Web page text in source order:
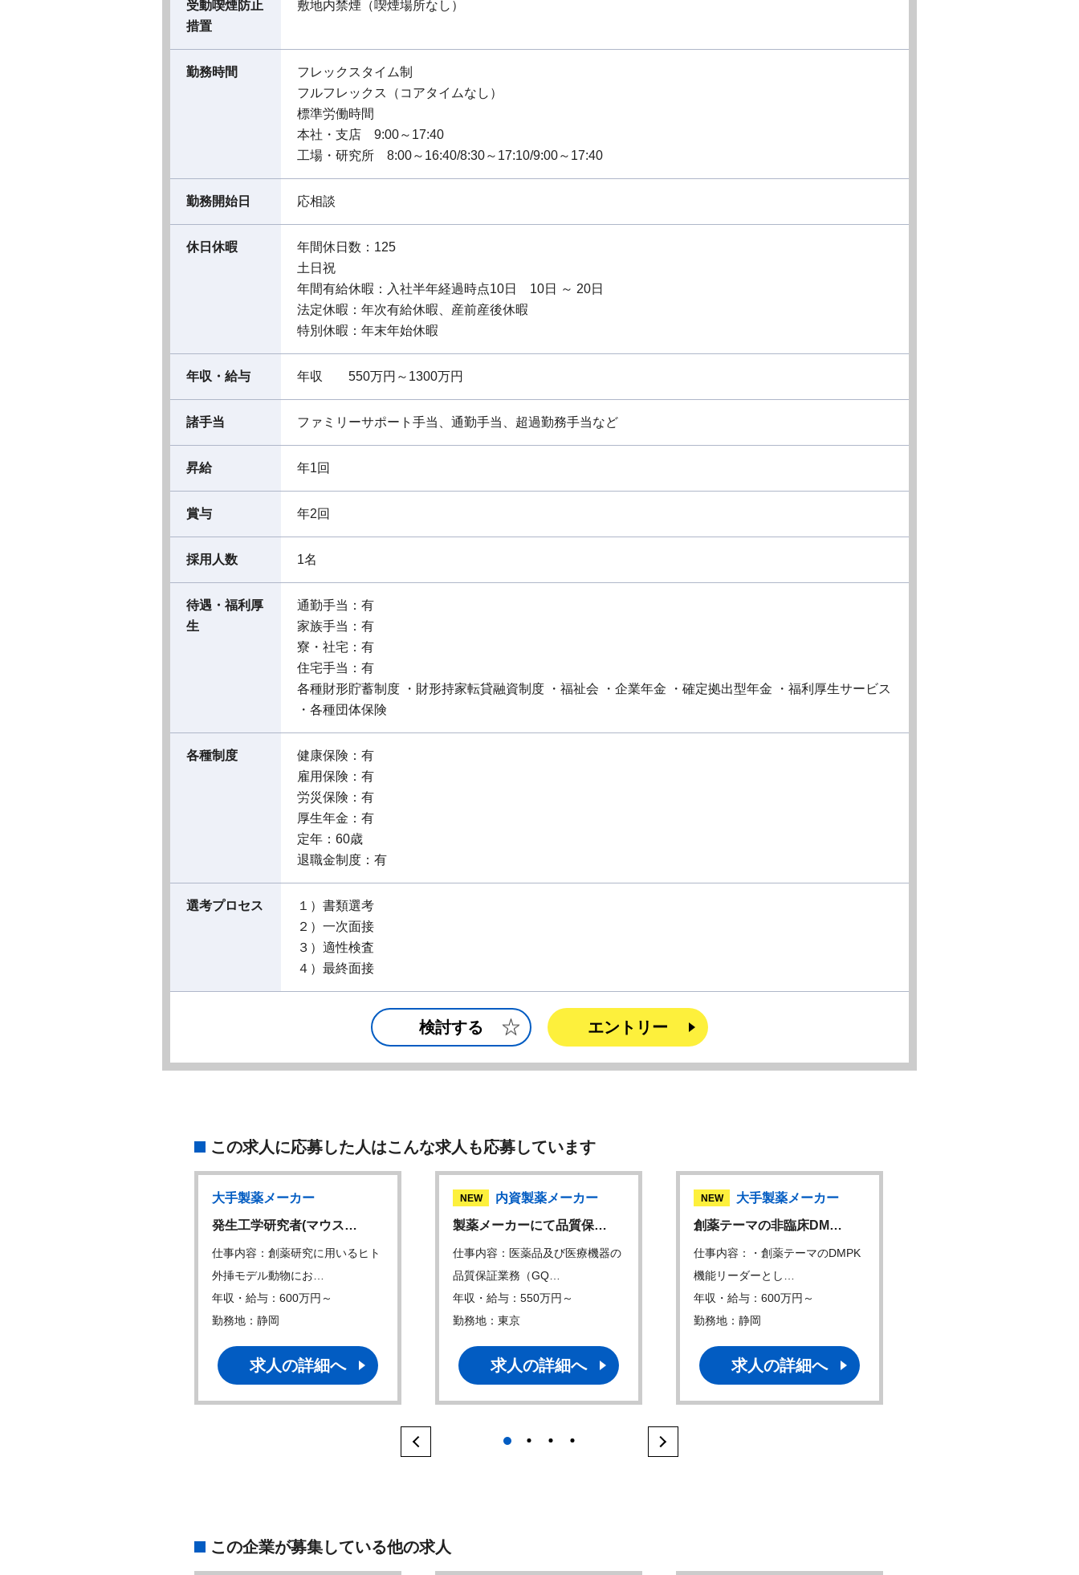
受動喫煙防止
措置
敷地内禁煙（喫煙場所なし）
勤務時間
フレックスタイム制
フルフレックス（コアタイムなし）
標準労働時間
本社・支店 9:00～17:40
工場・研究所 8:00～16:40/8:30～17:10/9:00～17:40
勤務開始日 応相談
休日休暇
年間休日数：125
土日祝
年間有給休暇：入社半年経過時点10日 10日 ～ 20日
法定休暇：年次有給休暇、産前産後休暇
特別休暇：年末年始休暇
年収・給与 年収 550万円～1300万円
諸手当 ファミリーサポート手当、通勤手当、超過勤務手当など
昇給 年1回
賞与 年2回
採用人数 1名
待遇・福利厚
生
通勤手当：有
家族手当：有
寮・社宅：有
住宅手当：有
各種財形貯蓄制度 ・財形持家転貸融資制度 ・福祉会 ・企業年金 ・確定拠出型年金 ・福利厚生サービス
・各種団体保険
各種制度
健康保険：有
雇用保険：有
労災保険：有
厚生年金：有
定年：60歳
退職金制度：有
選考プロセス
１）書類選考
２）一次面接
３）適性検査
４）最終面接
検討する エントリー
この求人に応募した人はこんな求人も応募しています
大手製薬メーカー
発生工学研究者(マウス…
仕事内容：創薬研究に用いるヒト
外挿モデル動物にお…
年収・給与：600万円～
勤務地：静岡
求人の詳細へ
NEW
内資製薬メーカー
製薬メーカーにて品質保…
仕事内容：医薬品及び医療機器の
品質保証業務（GQ…
年収・給与：550万円～
勤務地：東京
求人の詳細へ
NEW
大手製薬メーカー
創薬テーマの非臨床DM…
仕事内容：・創薬テーマのDMPK
機能リーダーとし…
年収・給与：600万円～
勤務地：静岡
求人の詳細へ
1
この企業が募集している他の求人